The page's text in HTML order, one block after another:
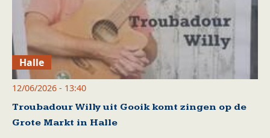
Halle
12/06/2026 - 13:40
Troubadour Willy uit Gooik komt zingen op de
Grote Markt in Halle